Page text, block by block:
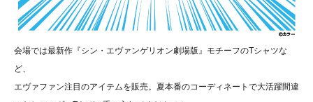
会場では最新作『シン・エヴァンゲリオン劇場版』モチーフのTシャツな
ど、
エヴァファン注目のアイテムを販売。夏本番のコーディネートで大活躍間違